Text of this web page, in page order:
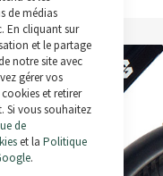
de médias
En cliquant sur
et le partage
notre site avec
gérer vos
et retirer
Si vous souhaitez
de
et la Politique
.